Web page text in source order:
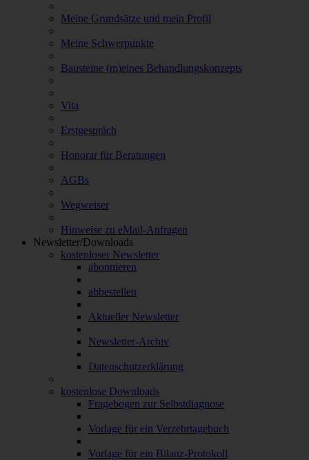
Meine Grundsätze und mein Profil
Meine Schwerpunkte
Bausteine (m)eines Behandlungskonzepts
Vita
Erstgespräch
Honorar für Beratungen
AGBs
Wegweiser
Hinweise zu eMail-Anfragen
Newsletter/Downloads
kostenloser Newsletter
abonnieren
abbestellen
Aktueller Newsletter
Newsletter-Archiv
Datenschutzerklärung
kostenlose Downloads
Fragebogen zur Selbstdiagnose
Vorlage für ein Verzehrtagebuch
Vorlage für ein Bilanz-Protokoll